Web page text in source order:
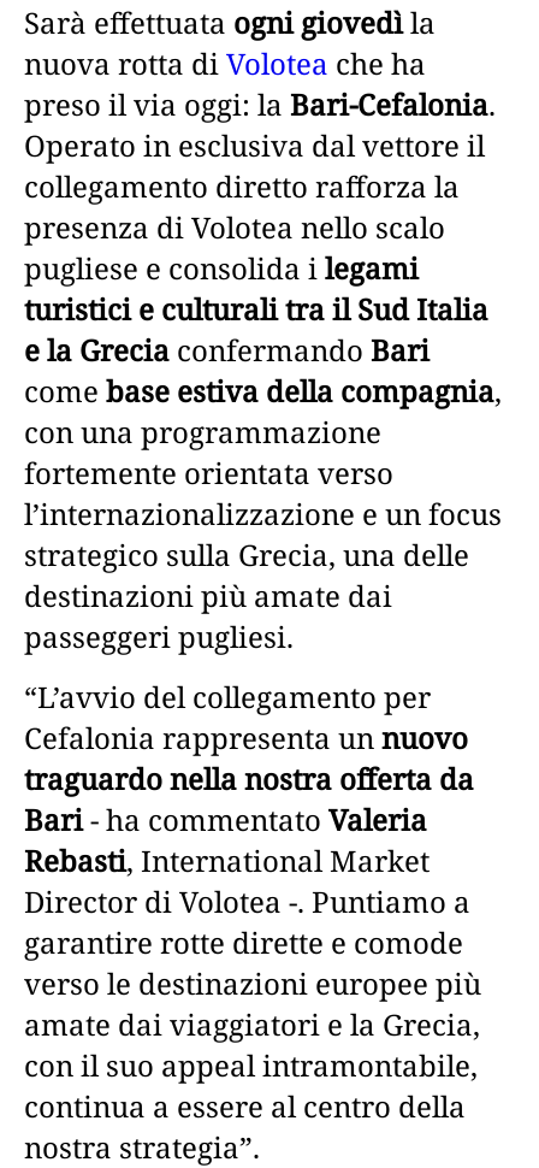
Sarà effettuata ogni giovedìla
nuova rotta diVolotea che ha
preso il via oggi: la Bari-Cefalonia.
Operato in esclusiva dal vettore il
collegamento diretto rafforza la
presenza di Volotea nello scalo
pugliese e consolida ilegami
turistici e culturali tra il Sud Italia
e la Grecia confermando Bari
come base estiva della compagnia,
con una programmazione
fortemente orientata verso
l’internazionalizzazione e un focus
strategico sulla Grecia, una delle
destinazioni più amate dai
passeggeri pugliesi.
“L’avvio del collegamento per
Cefalonia rappresenta unnuovo
traguardo nella nostra offerta da
Bari- ha commentato Valeria
Rebasti, International Market
Director di Volotea -. Puntiamo a
garantire rotte dirette e comode
verso le destinazioni europee più
amate dai viaggiatori e la Grecia,
con il suo appeal intramontabile,
continua a essere al centro della
nostra strategia”.